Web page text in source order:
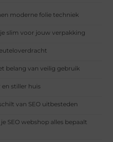
moderne folie techniek
slim voor jouw verpakking
belang van veilig gebruik
stiller huis
van SEO uitbesteden
SEO webshop alles bepaalt